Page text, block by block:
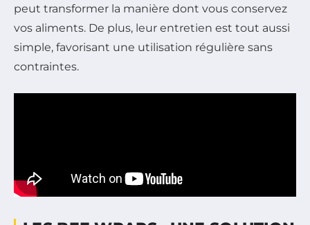
peut transformer la manière dont vous conservez
vos aliments. De plus, leur entretien est tout aussi
simple, favorisant une utilisation régulière sans
contraintes.